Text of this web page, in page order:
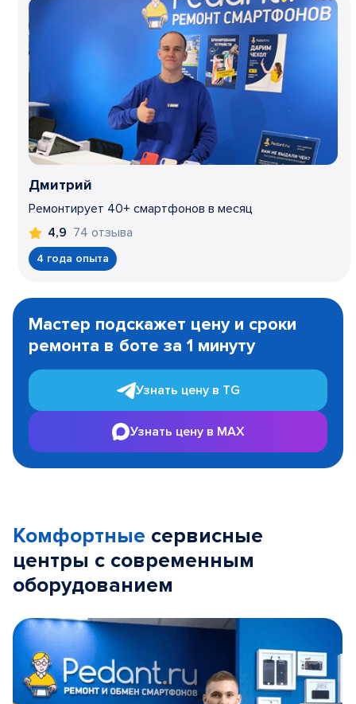
Дмитрий
Ремонтирует 40+ смартфонов в месяц
4,9 74 отзыва
4 года опыта
1
Мастер подскажет цену и сроки
ремонта в боте за 1 минуту
Узнать цену в TG
Узнать цену в MAX
Комфортные сервисные
центры с современным
оборудованием